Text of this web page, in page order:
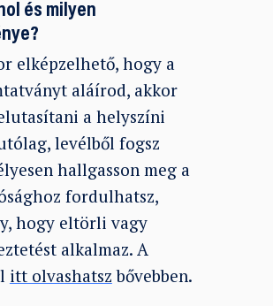
és milyen
elképzelhető, hogy a
aláírod, akkor
a helyszíni
levélből fogsz
hallgasson meg a
fordulhatsz,
hogy eltörli vagy
alkalmaz. A
itt olvashatsz bővebben.